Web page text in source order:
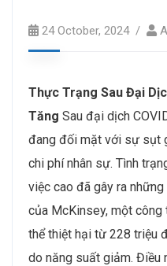
24 October, 2024
Thực Trạng Sau Đại
Tăng Sau đại dịch
đang đối mặt với sự sụt
chi phí nhân sự. Tình
việc cao đã gây ra
của McKinsey, một
thể thiệt hại từ 228 triệu
do năng suất giảm. Điều